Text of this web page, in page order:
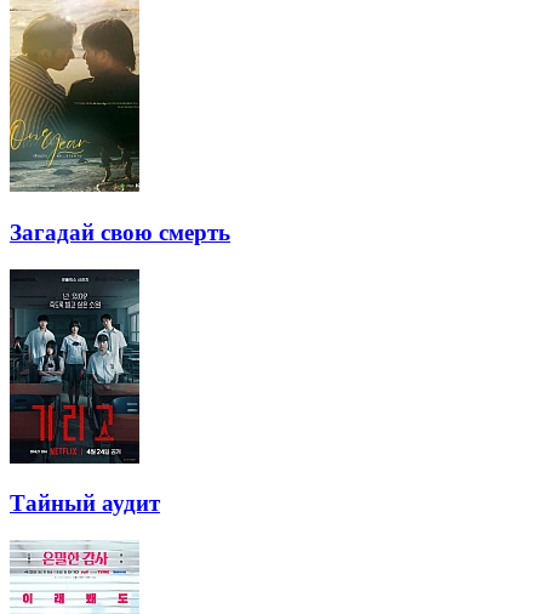
Загадай свою смерть
Тайный аудит